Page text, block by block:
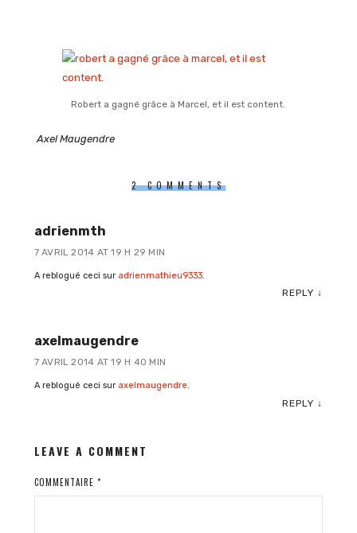
Robert a gagné grâce à Marcel, et il est content.
Axel Maugendre
2 COMMENTS
adrienmth
7 AVRIL 2014 AT 19 H 29 MIN
A reblogué ceci sur adrienmathieu9333.
REPLY ↓
axelmaugendre
7 AVRIL 2014 AT 19 H 40 MIN
A reblogué ceci sur axelmaugendre.
REPLY ↓
LEAVE A COMMENT
COMMENTAIRE *